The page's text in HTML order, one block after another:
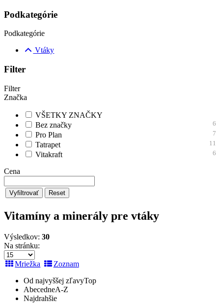
Podkategórie
Podkategórie
Vtáky
Filter
Filter
Značka
VŠETKY ZNAČKY
Bez značky
6
Pro Plan 7
Tatrapet 11
Vitakraft 6
Cena
Vyfiltrovať Reset
Vitamíny a minerály pre vtáky
Výsledkov: 30
Na stránku:
Mriežka
Zoznam
Od najvyššej zľavyTop
AbecedneA-Z
Najdrahšie